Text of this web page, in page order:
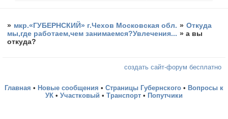
» мкр.«ГУБЕРНСКИЙ» г.Чехов Московская обл. » Откуда
мы,где работаем,чем занимаемся?Увлечения... »а вы
откуда?
создать сайт-форум бесплатно
Главная • Новые сообщения • Страницы Губернского • Вопросы к
УК • Участковый • Транспорт • Попутчики